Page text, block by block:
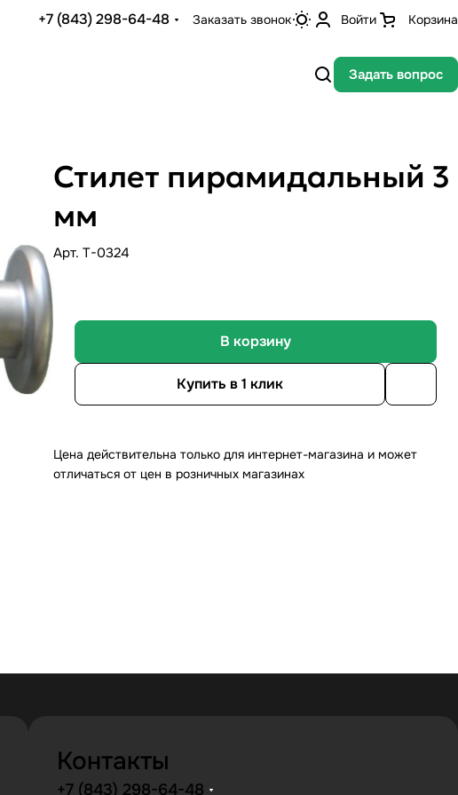
+7 (843) 298-64-48 Заказать звонок Войти Корзина
Задать вопрос
Стилет пирамидальный 3
мм
Арт. Т-0324
В корзину
Купить в 1 клик
Цена действительна только для интернет-магазина и может
отличаться от цен в розничных магазинах
Контакты
+7 (843) 298-64-48